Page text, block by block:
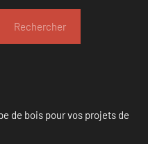
Rechercher
de bois pour vos projets de